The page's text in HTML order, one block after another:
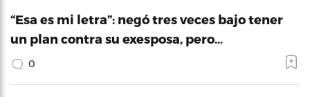
“Esa es mi letra”: negó tres veces bajo tener
un plan contra su exesposa, pero…
0